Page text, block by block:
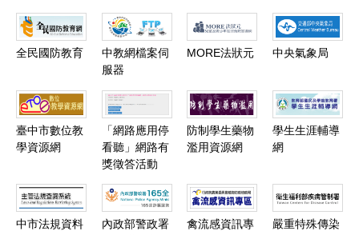
全民國防教育
中教網檔案伺
服器
MORE法狀元 中央氣象局
臺中市數位教
學資源網
「網路應用停
看聽」網路有
獎徵答活動
防制學生藥物
濫用資源網
學生生涯輔導
網
中市法規資料
內政部警政署
禽流感資訊專
嚴重特殊傳染